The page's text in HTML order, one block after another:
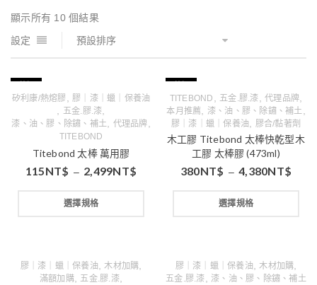
顯示所有 10 個結果
設定
預設排序
矽利康/熱熔膠 膠｜漆｜蠟｜保養油
五金.膠.漆
漆、油、膠、除鏽、補土 代理品牌
TITEBOND
Titebond 太棒 萬用膠
115NT$ – 2,499NT$
選擇規格
TITEBOND 五金.膠.漆 ,代理品牌
本月推薦 漆、油、膠、除鏽、補土
膠｜漆｜蠟｜保養油 膠合/黏著劑
木工膠 Titebond 太棒快乾型木
工膠 太棒膠 (473ml)
380NT$ – 4,380NT$
選擇規格
膠｜漆｜蠟｜保養油 木材加購
滿額加購, 五金.膠.漆,
膠｜漆｜蠟｜保養油 木材加購
五金.膠.漆 漆、油、膠、除鏽、補土